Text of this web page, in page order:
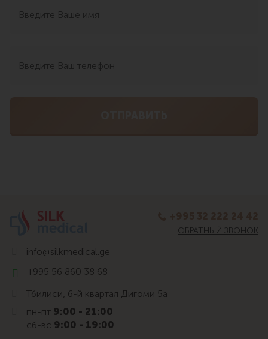
ОБРАТНЫЙ ЗВОНОК
info@silkmedical.ge
+995 56 860 38 68
Тбилиси, 6-й квартал Дигоми 5а
пн-пт 9:00 - 21:00
сб-вс 9:00 - 19:00